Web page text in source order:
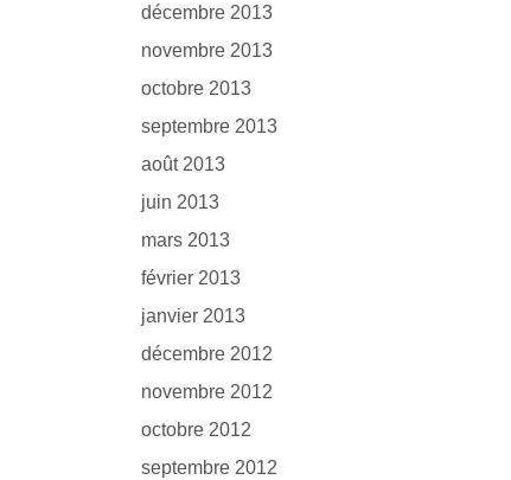
décembre 2013
novembre 2013
octobre 2013
septembre 2013
août 2013
juin 2013
mars 2013
février 2013
janvier 2013
décembre 2012
novembre 2012
octobre 2012
septembre 2012